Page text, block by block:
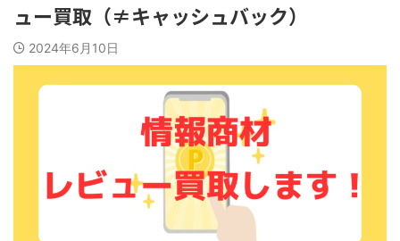
ュー買取（≠キャッシュバック）
2024年6月10日